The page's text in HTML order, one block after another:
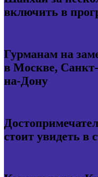
включить в
Гурманам на
в Москве, Санкт-
на-Дону
стоит увидеть в